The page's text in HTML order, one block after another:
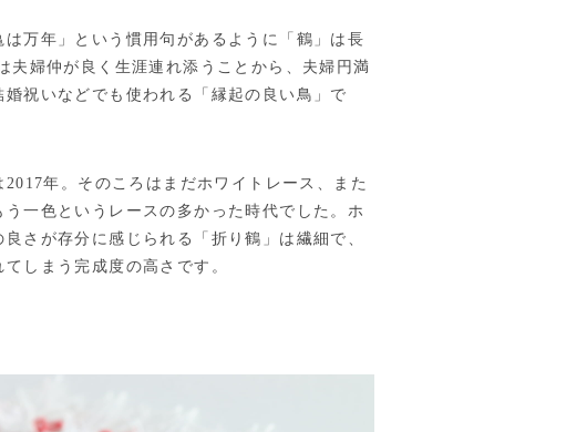
は万年」という慣用句があるように「鶴」は長
夫婦仲が良く生涯連れ添うことから、夫婦円満
婚祝いなどでも使われる「縁起の良い鳥」で
2017年。そのころはまだホワイトレース、また
う一色というレースの多かった時代でした。ホ
良さが存分に感じられる「折り鶴」は繊細で、
しまう完成度の高さです。